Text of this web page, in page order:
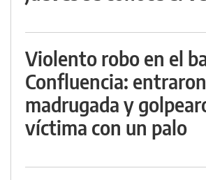
Violento robo en el
Confluencia:
madrugada y
víctima con un palo